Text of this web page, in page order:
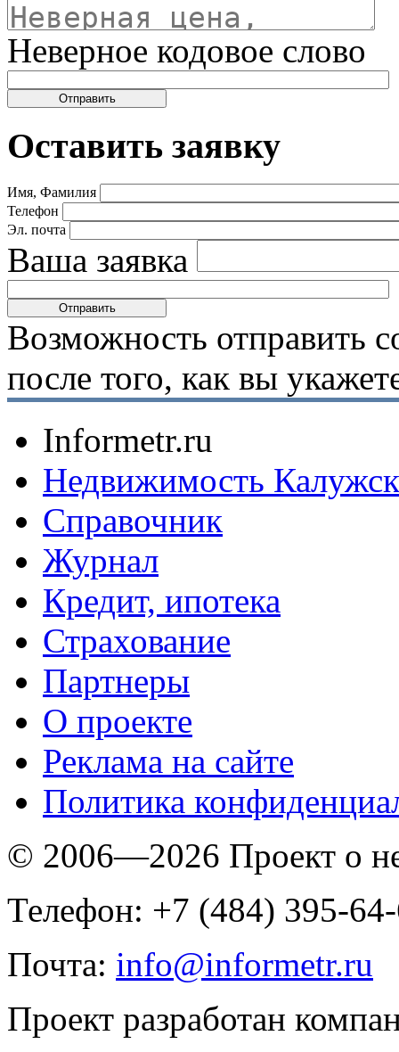
Неверное кодовое слово
Оставить заявку
Имя, Фамилия
Телефон
Эл. почта
Ваша заявка
Возможность отправить
после того, как вы
Informetr.ru
Недвижимость
Справочник
Журнал
Кредит, ипотека
Страхование
Партнеры
O проекте
Реклама на сайте
Политика
© 2006—2026 Проект о
Телефон: +7 (484) 395-
Почта: info@informetr.ru
Проект разработан